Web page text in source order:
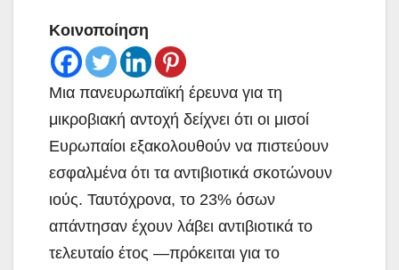
Κοινοποίηση
Μια πανευρωπαϊκή έρευνα για τη
μικροβιακή αντοχή δείχνει ότι οι μισοί
Ευρωπαίοι εξακολουθούν να πιστεύουν
εσφαλμένα ότι τα αντιβιοτικά σκοτώνουν
ιούς. Ταυτόχρονα, το 23% όσων
απάντησαν έχουν λάβει αντιβιοτικά το
τελευταίο έτος —πρόκειται για το